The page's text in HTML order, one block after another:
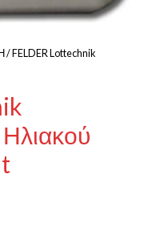
/ FELDER Lottechnik